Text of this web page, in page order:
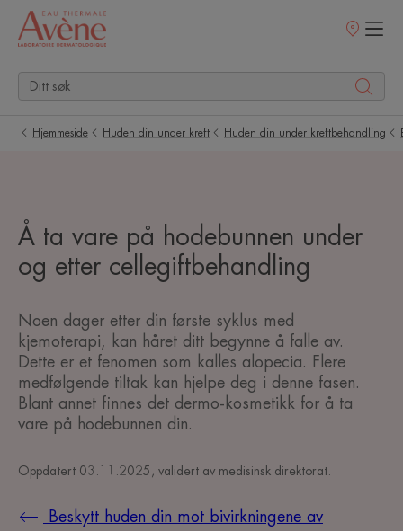
Utsalgssteder
Hjemmeside Huden din under kreft Huden din under kreftbehandling
Å ta vare på hodebunnen under
og etter cellegiftbehandling
Noen dager etter din første syklus med
kjemoterapi, kan håret ditt begynne å falle av.
Dette er et fenomen som kalles alopecia. Flere
medfølgende tiltak kan hjelpe deg i denne fasen.
Blant annet finnes det dermo-kosmetikk for å ta
vare på hodebunnen din.
Oppdatert 03.11.2025 , validert av medisinsk direktorat
Beskytt huden din mot bivirkningene av